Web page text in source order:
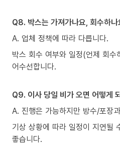
Q8. 박스는 가져가나요, 회수하나
A. 업체 정책에 따라 다릅니다.
박스 회수 여부와 일정(언제 회
어수선합니다.
Q9. 이사 당일 비가 오면 어떻게
A. 진행은 가능하지만 방수/포장
기상 상황에 따라 일정이 지연될
좋습니다.